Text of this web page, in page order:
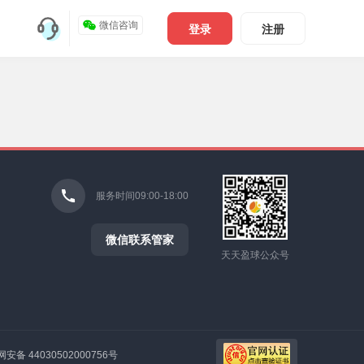
微信咨询 注册
登录
服务时间09:00-18:00
微信联系管家
天天盈球公众号
安备 44030502000756号